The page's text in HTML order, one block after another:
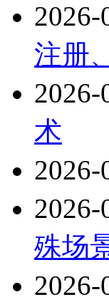
2026-
注册
2026-
术
2026-
2026-
殊场
2026-